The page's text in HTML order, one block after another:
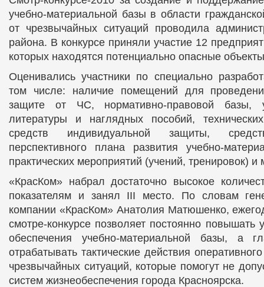
учебно-материальной базы в области
от чрезвычайных ситуаций проводила
района. В конкурсе приняли участие 12
которых находятся потенциально опасные
Оценивались участники по специально
том числе: наличие помещений для
защите от ЧС, нормативно-правовой базы,
литературы и наглядных пособий,
средств индивидуальной защиты,
перспективного плана развития учебно-
практических мероприятий (учений, тренировок) и
«КрасКом» набрал достаточно высокое
показателям и занял III место. По словам
компании «КрасКом» Анатолия Матюшенко,
смотре-конкурсе позволяет постоянно повышать
обеспечения учебно-материальной базы, а
отрабатывать тактические действия
чрезвычайных ситуаций, которые помогут не
систем жизнеобеспечения города Красноярска.